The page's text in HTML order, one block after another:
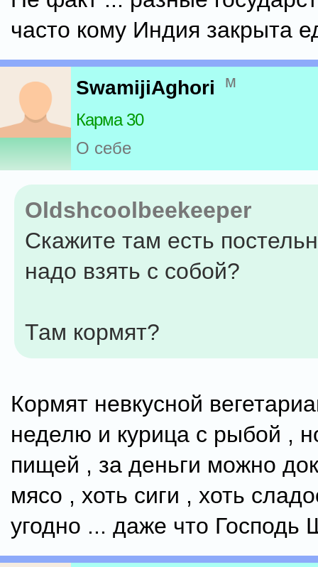
часто кому Индия закрыта
SwamijiAghori м
Карма 30
О себе
Oldshcoolbeekeeper
Скажите там есть
надо взять с собой?
Там кормят?
Кормят невкусной
неделю и курица с рыбой ,
пищей , за деньги можно
мясо , хоть сиги , хоть
угодно ... даже что Господь